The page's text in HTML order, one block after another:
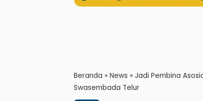
Beranda » News » Jadi Pembina
Swasembada Telur